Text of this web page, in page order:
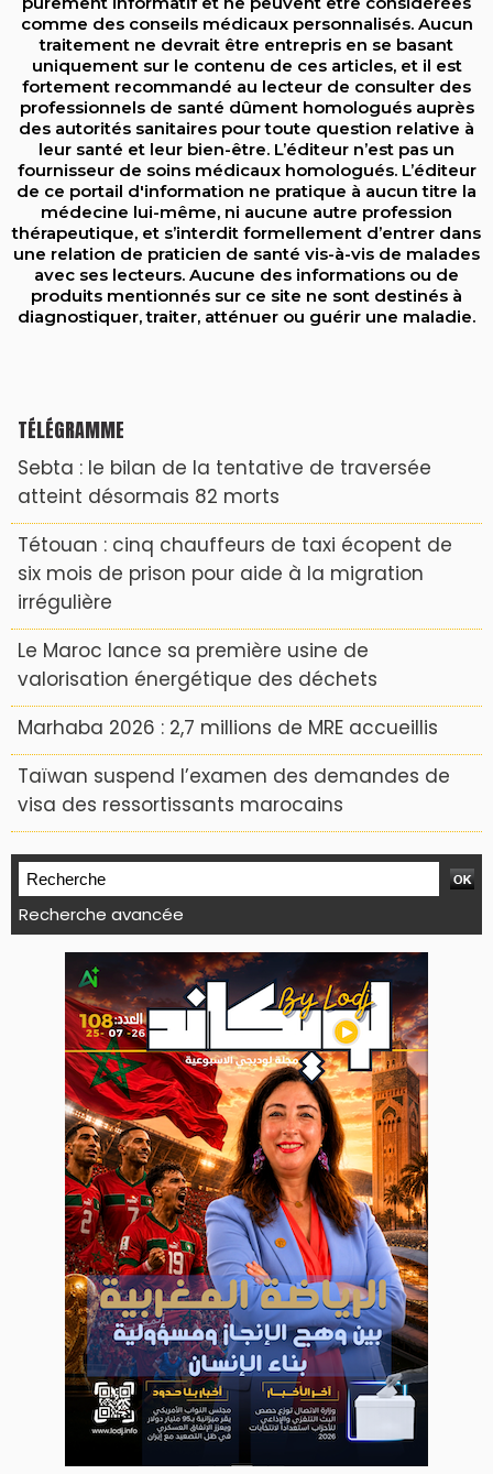
comme des conseils médicaux personnalisés. Aucun
traitement ne devrait être entrepris en se basant
uniquement sur le contenu de ces articles, et il est
fortement recommandé au lecteur de consulter des
professionnels de santé dûment homologués auprès
des autorités sanitaires pour toute question relative à
leur santé et leur bien-être. L’éditeur n’est pas un
fournisseur de soins médicaux homologués. L’éditeur
de ce portail d'information ne pratique à aucun titre la
médecine lui-même, ni aucune autre profession
thérapeutique, et s’interdit formellement d’entrer dans
une relation de praticien de santé vis-à-vis de malades
avec ses lecteurs. Aucune des informations ou de
produits mentionnés sur ce site ne sont destinés à
diagnostiquer, traiter, atténuer ou guérir une maladie.
TÉLÉGRAMME
Sebta : le bilan de la tentative de traversée
atteint désormais 82 morts
Tétouan : cinq chauffeurs de taxi écopent de
six mois de prison pour aide à la migration
irrégulière
Le Maroc lance sa première usine de
valorisation énergétique des déchets
Marhaba 2026 : 2,7 millions de MRE accueillis
Taïwan suspend l’examen des demandes de
visa des ressortissants marocains
Recherche avancée